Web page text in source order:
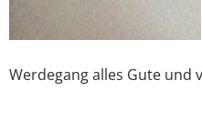
Werdegang alles Gute und